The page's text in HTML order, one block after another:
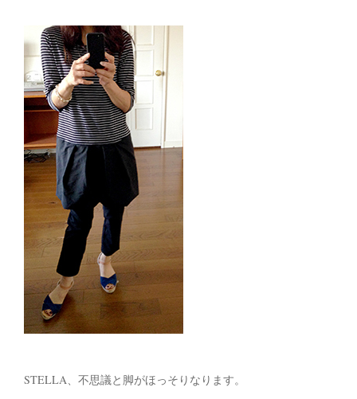
STELLA、不思議と脚がほっそりなります。